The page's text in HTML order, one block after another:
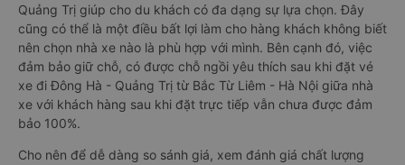
Quảng Trị giúp cho du khách có đa dạng sự lựa chọn. Đây
cũng có thể là một điều bất lợi làm cho hàng khách không biết
nên chọn nhà xe nào là phù hợp với mình. Bên cạnh đó, việc
đảm bảo giữ chỗ, có được chỗ ngồi yêu thích sau khi đặt vé
xe đi Đông Hà - Quảng Trị từ Bắc Từ Liêm - Hà Nội giữa nhà
xe với khách hàng sau khi đặt trực tiếp vẫn chưa được đảm
bảo 100%.
Cho nên để dễ dàng so sánh giá, xem đánh giá chất lượng